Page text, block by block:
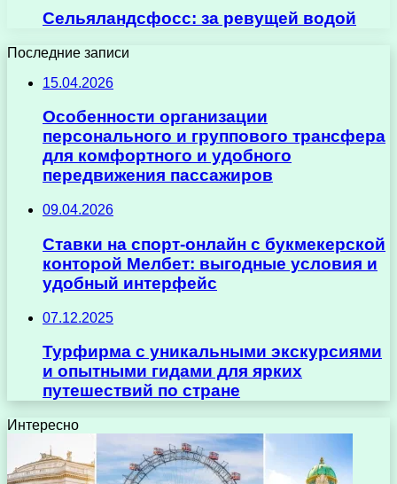
Сельяландсфосс: за ревущей водой
Последние записи
15.04.2026
Особенности организации
персонального и группового трансфера
для комфортного и удобного
передвижения пассажиров
09.04.2026
Ставки на спорт-онлайн с букмекерской
конторой Мелбет: выгодные условия и
удобный интерфейс
07.12.2025
Турфирма с уникальными экскурсиями
и опытными гидами для ярких
путешествий по стране
Интересно